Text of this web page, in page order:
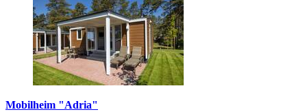
Mobilheim "Adria"